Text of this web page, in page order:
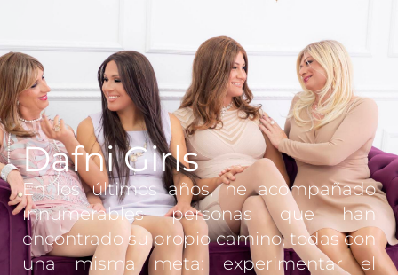
Dafni Girls
En los últimos años, he acompañado
innumerables personas que han
encontrado su propio camino, todas con
una misma meta: experimentar el